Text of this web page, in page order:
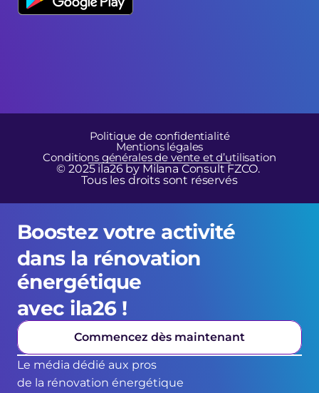
© 2025 ila26 by Milana Consult FZCO.
Tous les droits sont réservés
Politique de confidentialité
Mentions légales
Conditions générales de vente et d’utilisation
Boostez votre activité
dans la rénovation
énergétique
avec ila26 !
Commencez dès maintenant
Le média dédié aux pros
de la rénovation énergétique